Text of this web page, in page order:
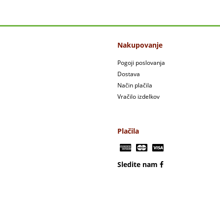
Nakupovanje
Pogoji poslovanja
Dostava
Način plačila
Vračilo izdelkov
Plačila
Sledite nam